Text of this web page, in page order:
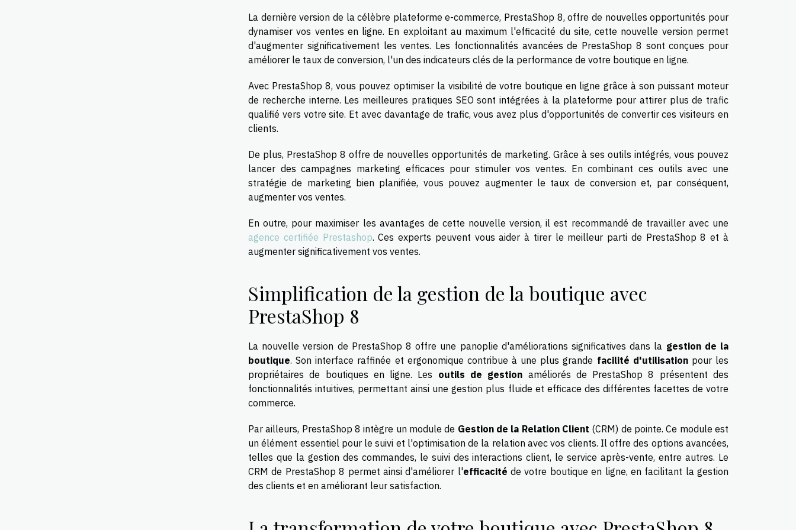
La dernière version de la célèbre plateforme e-commerce, PrestaShop 8, offre de nouvelles opportunités pour
dynamiser vos ventes en ligne. En exploitant au maximum l'efficacité du site, cette nouvelle version permet
d'augmenter significativement les ventes. Les fonctionnalités avancées de PrestaShop 8 sont conçues pour
améliorer le taux de conversion, l'un des indicateurs clés de la performance de votre boutique en ligne.
Avec PrestaShop 8, vous pouvez optimiser la visibilité de votre boutique en ligne grâce à son puissant moteur
de recherche interne. Les meilleures pratiques SEO sont intégrées à la plateforme pour attirer plus de trafic
qualifié vers votre site. Et avec davantage de trafic, vous avez plus d'opportunités de convertir ces visiteurs en
clients.
De plus, PrestaShop 8 offre de nouvelles opportunités de marketing. Grâce à ses outils intégrés, vous pouvez
lancer des campagnes marketing efficaces pour stimuler vos ventes. En combinant ces outils avec une
stratégie de marketing bien planifiée, vous pouvez augmenter le taux de conversion et, par conséquent,
augmenter vos ventes.
En outre, pour maximiser les avantages de cette nouvelle version, il est recommandé de travailler avec une
agence certifiée Prestashop. Ces experts peuvent vous aider à tirer le meilleur parti de PrestaShop 8 et à
augmenter significativement vos ventes.
Simplification de la gestion de la boutique avec
PrestaShop 8
La nouvelle version de PrestaShop 8 offre une panoplie d'améliorations significatives dans la gestion de la
boutique. Son interface raffinée et ergonomique contribue à une plus grande facilité d'utilisationpour les
propriétaires de boutiques en ligne. Les outils de gestion améliorés de PrestaShop 8 présentent des
fonctionnalités intuitives, permettant ainsi une gestion plus fluide et efficace des différentes facettes de votre
commerce.
Par ailleurs, PrestaShop 8 intègre un module de Gestion de la Relation Client (CRM) de pointe. Ce module est
un élément essentiel pour le suivi et l'optimisation de la relation avec vos clients. Il offre des options avancées,
telles que la gestion des commandes, le suivi des interactions client, le service après-vente, entre autres. Le
CRM de PrestaShop 8 permet ainsi d'améliorer l'efficacité de votre boutique en ligne, en facilitant la gestion
des clients et en améliorant leur satisfaction.